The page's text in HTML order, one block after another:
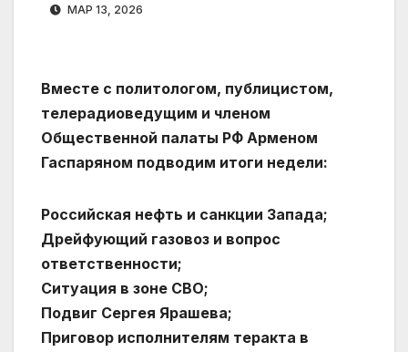
МАР 13, 2026
Вместе с политологом, публицистом,
телерадиоведущим и членом
Общественной палаты РФ Арменом
Гаспаряном подводим итоги недели:
Российская нефть и санкции Запада;
Дрейфующий газовоз и вопрос
ответственности;
Ситуация в зоне СВО;
Подвиг Сергея Ярашева;
Приговор исполнителям теракта в